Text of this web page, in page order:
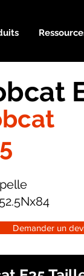
Demander un